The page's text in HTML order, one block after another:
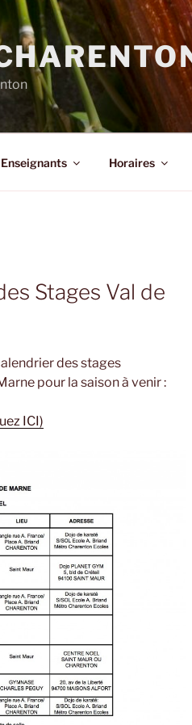
Enseignants Horaires
Stages Val de
des stages
pour la saison à venir :
ICI)